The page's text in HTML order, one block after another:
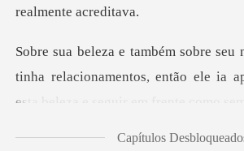
Histórico
tinha relacionamentos, então ele ia
o as Capítulos